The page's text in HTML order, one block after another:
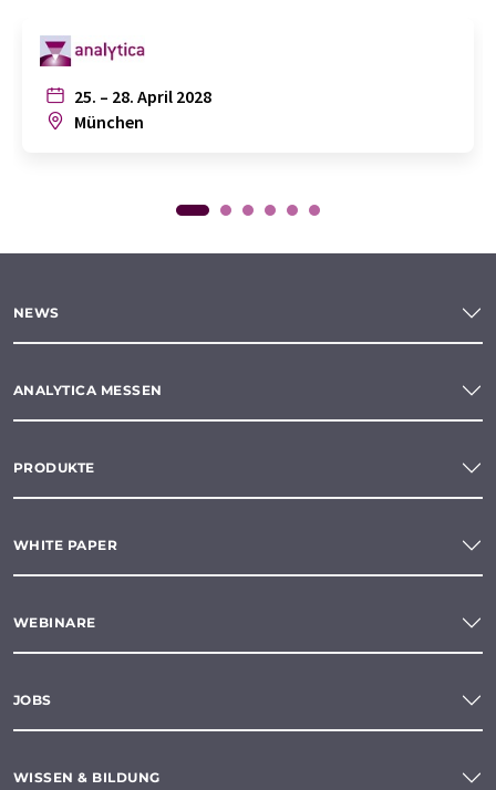
25. – 28. April 2028
München
NEWS
ANALYTICA MESSEN
PRODUKTE
WHITE PAPER
WEBINARE
JOBS
WISSEN & BILDUNG